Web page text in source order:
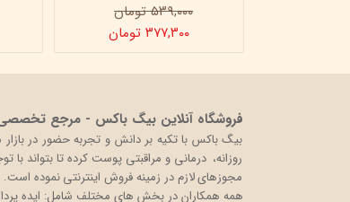
۵۳۹,۰۰۰ تومان
۳۷۷,۳۰۰ تومان
فروشگاه آنلاین بیگ باکس - مرجع
روزانه، درمانی و مراقبتی پوست کرده تا بتواند
مجوزهای لازم در زمینه فروش اینترنتی نموده است.
همه همکاران در بخش های مختلف شامل: ایده